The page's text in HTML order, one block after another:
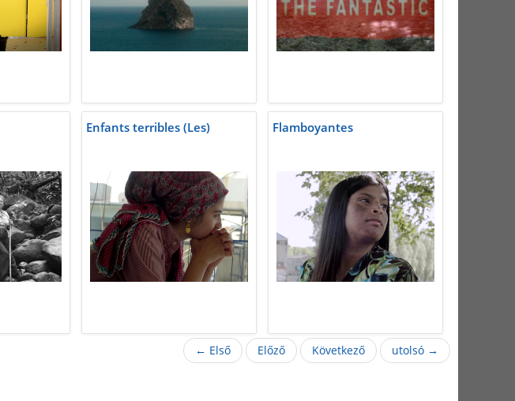
Enfants terribles (Les) Flamboyantes
← Első Előző Következő utolsó →